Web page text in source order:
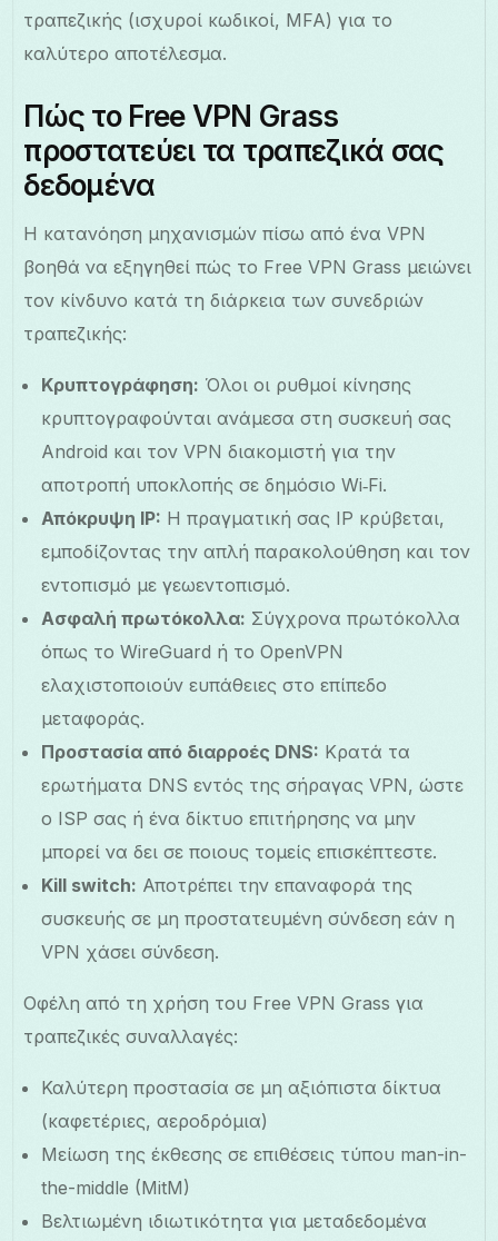
τραπεζικής (ισχυροί κωδικοί, MFA) για το
καλύτερο αποτέλεσμα.
Πώς το Free VPN Grass
προστατεύει τα τραπεζικά σας
δεδομένα
Η κατανόηση μηχανισμών πίσω από ένα VPN
βοηθά να εξηγηθεί πώς το Free VPN Grass μειώνει
τον κίνδυνο κατά τη διάρκεια των συνεδριών
τραπεζικής:
Κρυπτογράφηση: Όλοι οι ρυθμοί κίνησης
κρυπτογραφούνται ανάμεσα στη συσκευή σας
Android και τον VPN διακομιστή για την
αποτροπή υποκλοπής σε δημόσιο Wi‑Fi.
Απόκρυψη IP: Η πραγματική σας IP κρύβεται,
εμποδίζοντας την απλή παρακολούθηση και τον
εντοπισμό με γεωεντοπισμό.
Ασφαλή πρωτόκολλα: Σύγχρονα πρωτόκολλα
όπως το WireGuard ή το OpenVPN
ελαχιστοποιούν ευπάθειες στο επίπεδο
μεταφοράς.
Προστασία από διαρροές DNS: Κρατά τα
ερωτήματα DNS εντός της σήραγας VPN, ώστε
ο ISP σας ή ένα δίκτυο επιτήρησης να μην
μπορεί να δει σε ποιους τομείς επισκέπτεστε.
Kill switch: Αποτρέπει την επαναφορά της
συσκευής σε μη προστατευμένη σύνδεση εάν η
VPN χάσει σύνδεση.
Οφέλη από τη χρήση του Free VPN Grass για
τραπεζικές συναλλαγές:
Καλύτερη προστασία σε μη αξιόπιστα δίκτυα
(καφετέριες, αεροδρόμια)
Μείωση της έκθεσης σε επιθέσεις τύπου man-in-
the-middle (MitM)
Βελτιωμένη ιδιωτικότητα για μεταδεδομένα